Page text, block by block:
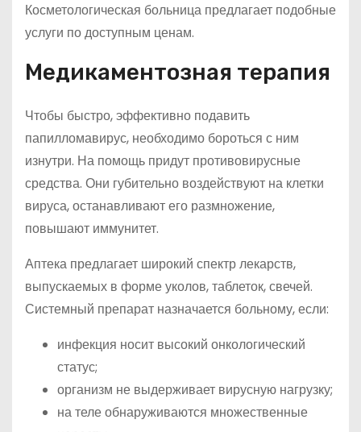
Косметологическая больница предлагает подобные
услуги по доступным ценам.
Медикаментозная терапия
Чтобы быстро, эффективно подавить
папилломавирус, необходимо бороться с ним
изнутри. На помощь придут противовирусные
средства. Они губительно воздействуют на клетки
вируса, останавливают его размножение,
повышают иммунитет.
Аптека предлагает широкий спектр лекарств,
выпускаемых в форме уколов, таблеток, свечей.
Системный препарат назначается больному, если:
инфекция носит высокий онкологический
статус;
организм не выдерживает вирусную нагрузку;
на теле обнаруживаются множественные